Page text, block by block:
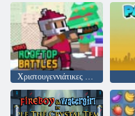
Χριστουγεννιάτικες μάχες στην οροφή